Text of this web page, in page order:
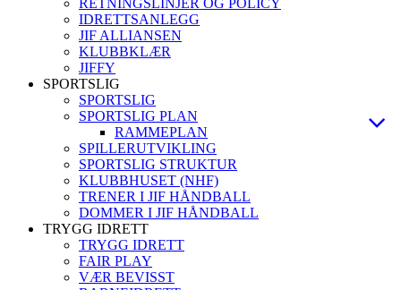
RETNINGSLINJER OG POLICY
IDRETTSANLEGG
JIF ALLIANSEN
KLUBBKLÆR
JIFFY
SPORTSLIG
SPORTSLIG
SPORTSLIG PLAN
RAMMEPLAN
SPILLERUTVIKLING
SPORTSLIG STRUKTUR
KLUBBHUSET (NHF)
TRENER I JIF HÅNDBALL
DOMMER I JIF HÅNDBALL
TRYGG IDRETT
TRYGG IDRETT
FAIR PLAY
VÆR BEVISST